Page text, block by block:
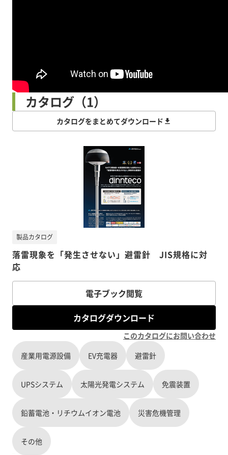
カタログ（1）
カタログをまとめてダウンロード
落雷現象を「発生させない」避雷針 JIS規格に対
応
製品カタログ
電子ブック閲覧
カタログダウンロード
このカタログにお問い合わせ
産業用電源設備
EV充電器 避雷針
UPSシステム 太陽光発電システム 免震装置
鉛蓄電池・リチウムイオン電池 災害危機管理
その他